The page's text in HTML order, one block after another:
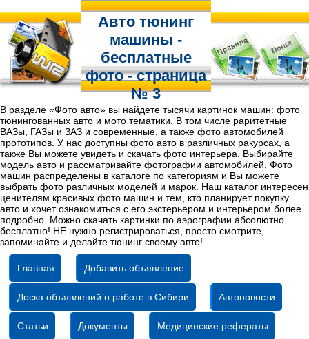
Авто тюнинг
машины -
бесплатные
фото - страница
№ 3
В разделе «Фото авто» вы найдете тысячи картинок машин: фото
тюнингованных авто и мото тематики. В том числе раритетные
ВАЗы, ГАЗы и ЗАЗ и современные, а также фото автомобилей
прототипов. У нас доступны фото авто в различных ракурсах, а
также Вы можете увидеть и скачать фото интерьера. Выбирайте
модель авто и рассматривайте фотографии автомобилей. Фото
машин распределены в каталоге по категориям и Вы можете
выбрать фото различных моделей и марок. Наш каталог интересен
ценителям красивых фото машин и тем, кто планирует покупку
авто и хочет ознакомиться с его экстерьером и интерьером более
подробно. Можно скачать картинки по аэрографии абсолютно
бесплатно! НЕ нужно регистрироваться, просто смотрите,
запоминайте и делайте тюнинг своему авто!
Главная Добавить объявление
Доска объявлений о работе в Сибири Автоновости
Статьи Документы Медицинские рефераты